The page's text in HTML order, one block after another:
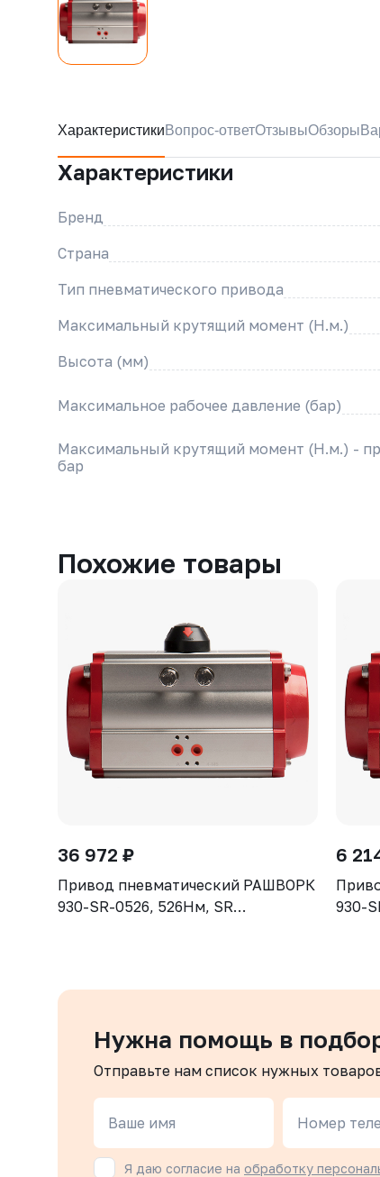
Характеристики Вопрос-ответОтзывыОбзоры
Характеристики
Бренд
Страна
Тип пневматического привода
Максимальный крутящий момент (Н.м.)
Высота (мм)
Максимальное рабочее давление (бар)
Максимальный крутящий момент (Н.м.) -
бар
Похожие товары
36 972 ₽
Привод пневматический РАШВОРК
930-SR-0526, 526Нм, SR
6
930-
Нужна помощь в
Отправьте нам список нужных
Ваше имя Номер
Я даю согласие на обработку